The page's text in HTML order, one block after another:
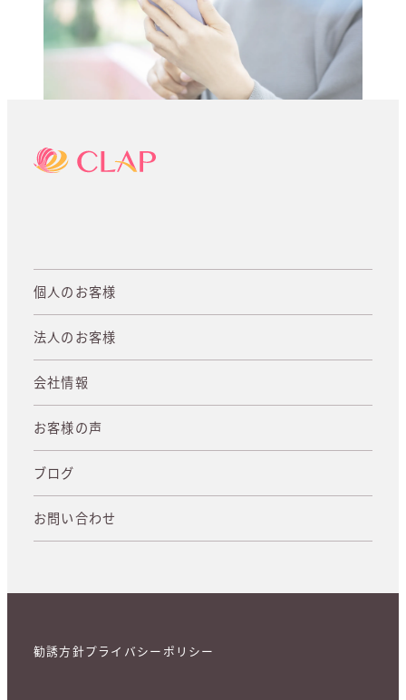
個人のお客様
法人のお客様
会社情報
お客様の声
ブログ
お問い合わせ
勧誘方針プライバシーポリシー